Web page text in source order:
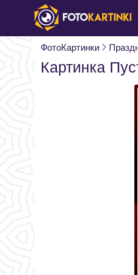
ФотоКартинки
Картинка